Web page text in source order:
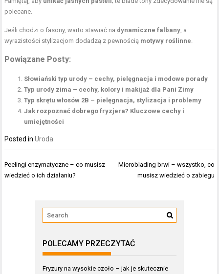
polecane.
Jeśli chodzi o fasony, warto stawiać na dynamiczne falbany , a
wyrazistości stylizacjom dodadzą z pewnością motywy roślinne
Powiązane Posty:
Słowiański typ urody – cechy, pielęgnacja i modowe porady
Typ urody zima – cechy, kolory i makijaż dla Pani Zimy
Typ skrętu włosów 2B – pielęgnacja, stylizacja i problemy
Jak rozpoznać dobrego fryzjera? Kluczowe cechy i
umiejętności
Posted inUroda
Nawigacja
wpisu
Peelingi enzymatyczne – co musisz
wiedzieć o ich działaniu?
Microblading brwi – wszystko, co
musisz wiedzieć o zabiegu
POLECAMY PRZECZYTAĆ
Fryzury na wysokie czoło – jak je skutecznie